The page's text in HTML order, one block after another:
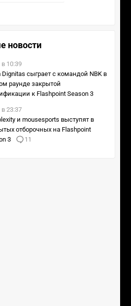
новости
в 10:39
Dignitas сыграет с командой NBK в
раунде закрытой
к Flashpoint Season 3
в 23:37
и mousesports выступят в
отборочных на Flashpoint
3
11